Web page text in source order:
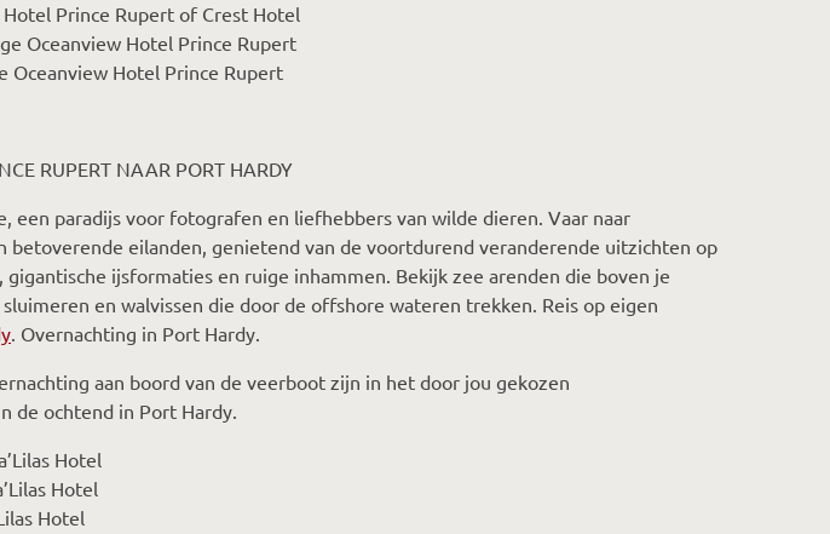
Prince Rupert of Crest Hotel
Oceanview Hotel Prince Rupert
Oceanview Hotel Prince Rupert
RUPERT NAAR PORT HARDY
een paradijs voor fotografen en liefhebbers van wilde dieren. Vaar naar
betoverende eilanden, genietend van de voortdurend veranderende uitzichten op
ijsformaties en ruige inhammen. Bekijk zee arenden die boven je
en walvissen die door de offshore wateren trekken. Reis op eigen
. Overnachting in Port Hardy.
aan boord van de veerboot zijn in het door jou gekozen
de ochtend in Port Hardy.
Hotel
Hotel
Hotel